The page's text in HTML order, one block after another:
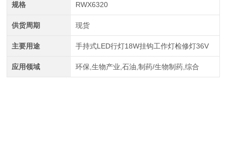
规格 RWX6320
供货周期 现货
主要用途 手持式LED行灯18W挂钩工作灯检修灯36V
应用领域 环保,生物产业,石油,制药/生物制药,综合